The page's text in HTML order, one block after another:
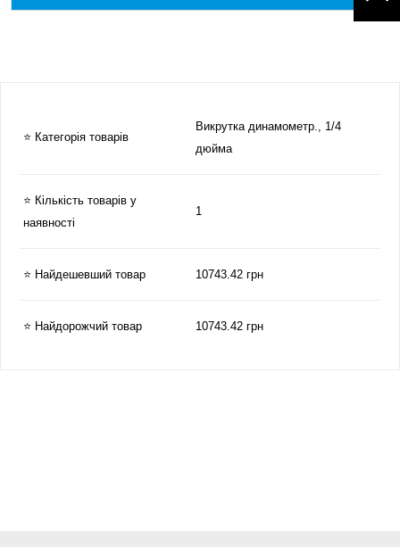
⭐ Категорія товарів
Викрутка динамометр., 1/4
дюйма
⭐ Кількість товарів у
наявності
1
⭐ Найдешевший товар 10743.42 грн
⭐ Найдорожчий товар 10743.42 грн